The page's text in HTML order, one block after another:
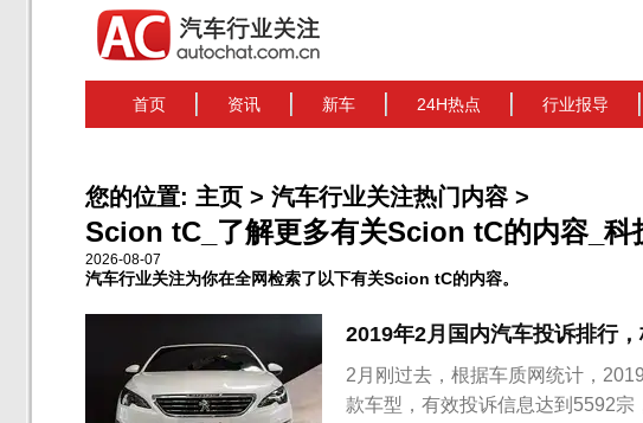
首页 资讯 新车 24H热点 行业报导
您的位置: 主页 > 汽车行业关注热门内容 >
Scion tC_了解更多有关Scion tC的内容_
2026-08-07
汽车行业关注为你在全网检索了以下有关Scion tC的内容。
2019年2月国内汽车投诉排行
2月刚过去，根据车质网统计，
款车型，有效投诉信息达到5592